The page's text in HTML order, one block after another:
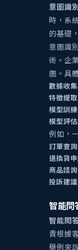
意圖識別
時，系
的基礎
意圖識
術。企
圖。具
數據收集
特徵提取
模型訓練
模型評估
例如，
訂單查詢
退換貨申
商品諮詢
投訴建議
智能問
智能問
責根據
舉例來